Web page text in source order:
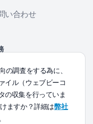
い合わせ
情報保護方針
の調査をする為に、
イル（ウェブビーコ
の収集を行っていま
ますか？詳細は弊社